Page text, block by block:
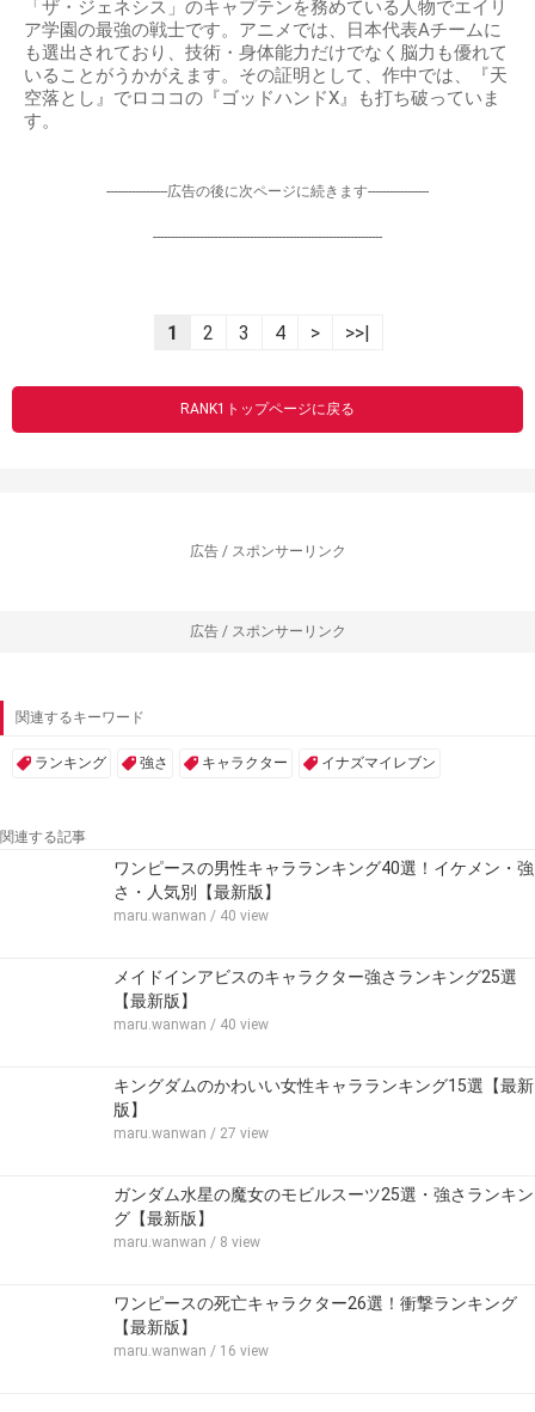
「ザ・ジェネシス」のキャプテンを務めている人物でエイリ
ア学園の最強の戦士です。アニメでは、日本代表Aチームに
も選出されており、技術・身体能力だけでなく脳力も優れて
いることがうかがえます。その証明として、作中では、『天
空落とし』でロココの『ゴッドハンドX』も打ち破っていま
す。
-----------------広告の後に次ページに続きます-----------------
----------------------------------------------------------------
1 2 3 4 > >>|
RANK1トップページに戻る
広告 / スポンサーリンク
広告 / スポンサーリンク
関連するキーワード
ランキング 強さ キャラクター イナズマイレブン
関連する記事
ワンピースの男性キャラランキング40選！イケメン・強
さ・人気別【最新版】
maru.wanwan / 40 view
メイドインアビスのキャラクター強さランキング25選
【最新版】
maru.wanwan / 40 view
キングダムのかわいい女性キャラランキング15選【最新
版】
maru.wanwan / 27 view
ガンダム水星の魔女のモビルスーツ25選・強さランキン
グ【最新版】
maru.wanwan / 8 view
ワンピースの死亡キャラクター26選！衝撃ランキング
【最新版】
maru.wanwan / 16 view